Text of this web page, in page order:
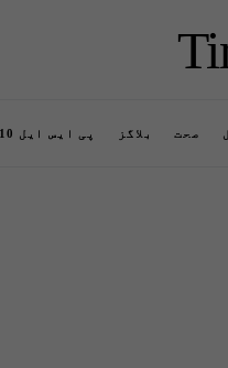
صحت بلاگز پی ایس ایل 10